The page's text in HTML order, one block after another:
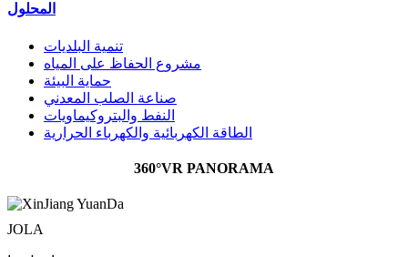
المحلول
تنمية البلديات
مشروع الحفاظ على المياه
حماية البيئة
صناعة الصلب المعدني
النفط والبتروكيماويات
الطاقة الكهربائية والكهرباء الحرارية
360°VR PANORAMA
JOLA